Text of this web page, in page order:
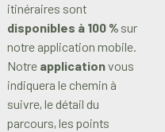
itinéraires sont
disponibles à 100 % sur
notre application mobile.
Notre applicationvous
indiquera le chemin à
suivre, le détail du
parcours, les points